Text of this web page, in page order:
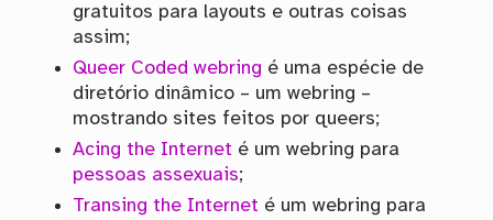
gratuitos para layouts e outras coisas
assim;
Queer Coded webring é uma espécie de
diretório dinâmico – um webring –
mostrando sites feitos por queers;
Acing the Internet é um webring para
pessoas assexuais;
Transing the Internet é um webring para